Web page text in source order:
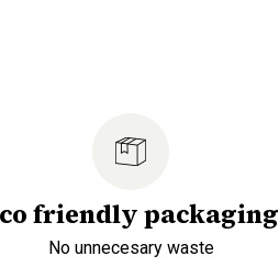
friendly packaging
No unnecesary waste